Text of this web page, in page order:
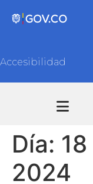
Accesibilidad
Día:
2024